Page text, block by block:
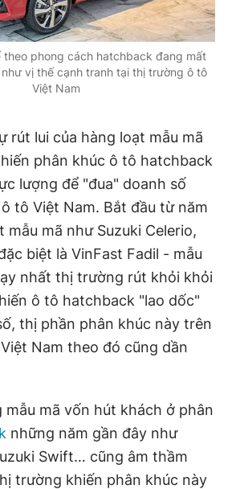
theo phong cách hatchback đang mất
vị thế cạnh tranh tại thị trường ô tô
Việt Nam
rút lui của hàng loạt mẫu mã
phân khúc ô tô hatchback
lượng để "đua" doanh số
tô Việt Nam. Bắt đầu từ năm
mẫu mã như Suzuki Celerio,
biệt là VinFast Fadil - mẫu
nhất thị trường rút khỏi khỏi
ô tô hatchback "lao dốc"
thị phần phân khúc này trên
Nam theo đó cũng dần
mẫu mã vốn hút khách ở phân
những năm gần đây như
Swift… cũng âm thầm
trường khiến phân khúc này